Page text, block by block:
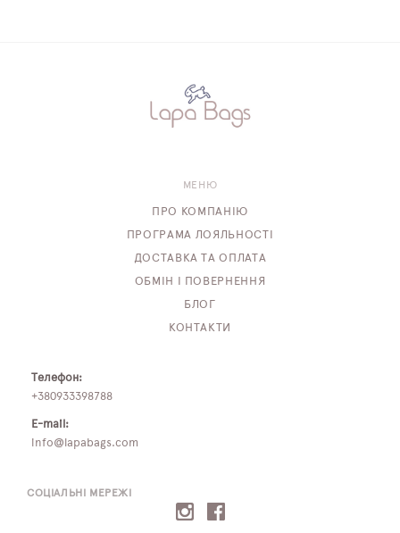
СОЦІАЛЬНІ МЕРЕЖІ
МЕНЮ
ПРО КОМПАНІЮ
ПРОГРАМА ЛОЯЛЬНОСТІ
ДОСТАВКА ТА ОПЛАТА
ОБМІН І ПОВЕРНЕННЯ
БЛОГ
КОНТАКТИ
Телефон:
+380933398788
E-mail:
info@lapabags.com